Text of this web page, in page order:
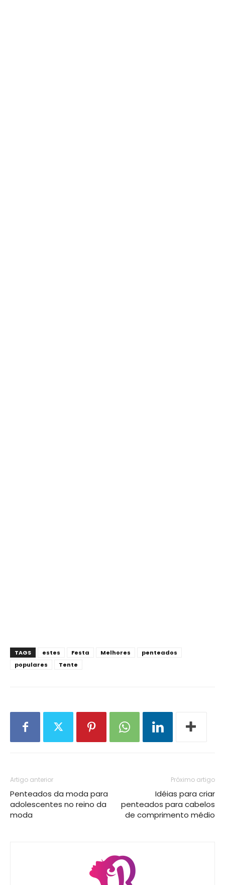
TAGS estes Festa Melhores
penteados
populares
Tente
Artigo anterior
Penteados da moda para
adolescentes no reino da
moda
Próximo artigo
Idéias para criar
penteados para cabelos
de comprimento médio